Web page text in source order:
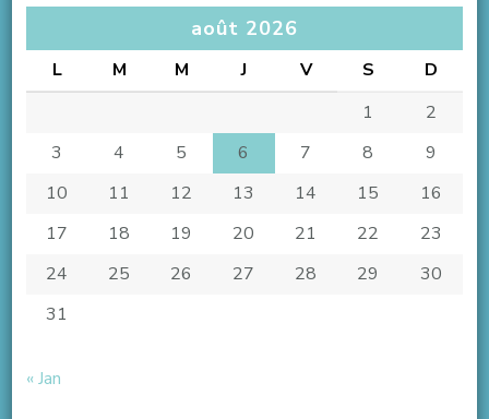
août 2026
L M M J V S
D
1
2
3
4 5 6 7 8
9
10
11 12 13 14 15
16
17
18 19 20 21 22
23
24
25 26 27 28 29
30
31
« Jan